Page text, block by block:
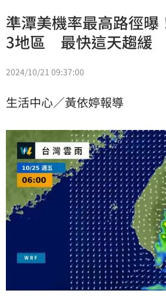
準潭美機率最高路徑曝
3地區 最快這天趨緩
2024/10/21 09:37:00
生活中心／黃依婷報導